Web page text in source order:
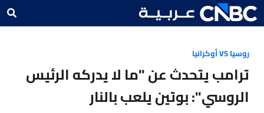
روسيا VS أوكرانيا
ترامب يتحدث عن "ما لا يدركه الرئيس
الروسي": بوتين يلعب بالنار